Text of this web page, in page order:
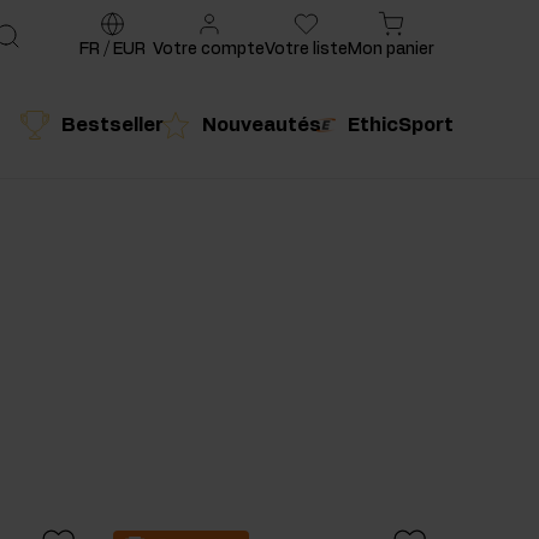
Bestseller Nouveautés EthicSport
FR / EUR Votre compteVotre liste Mon panier